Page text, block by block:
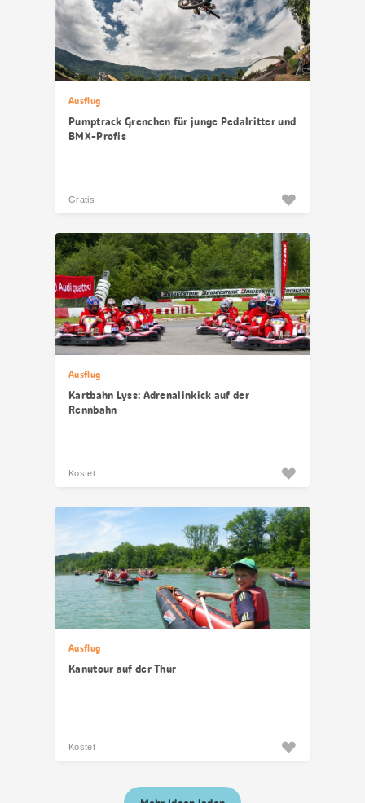
Ausflug
Pumptrack Grenchen für junge Pedalritter und
BMX-Profis
Gratis
Ausflug
Kartbahn Lyss: Adrenalinkick auf der
Rennbahn
Kostet
Ausflug
Kanutour auf der Thur
Kostet